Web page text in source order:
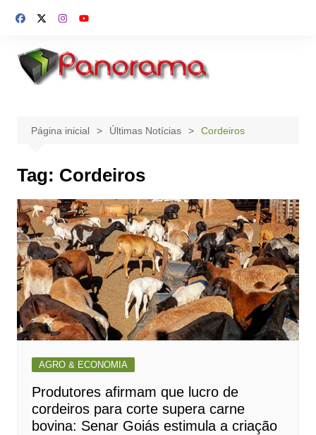
para
conteúdo
Página inicial Últimas Notícias Cordeiros
Tag: Cordeiros
AGRO & ECONOMIA
Produtores afirmam que lucro de
cordeiros para corte supera carne
bovina: Senar Goiás estimula a criação